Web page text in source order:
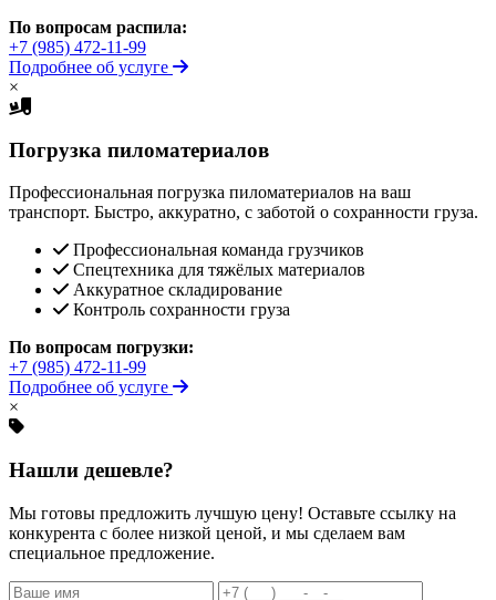
По вопросам распила:
+7 (985) 472-11-99
Подробнее об услуге
×
Погрузка пиломатериалов
Профессиональная погрузка пиломатериалов на ваш
транспорт. Быстро, аккуратно, с заботой о сохранности груза.
Профессиональная команда грузчиков
Спецтехника для тяжёлых материалов
Аккуратное складирование
Контроль сохранности груза
По вопросам погрузки:
+7 (985) 472-11-99
Подробнее об услуге
×
Нашли дешевле?
Мы готовы предложить лучшую цену! Оставьте ссылку на
конкурента с более низкой ценой, и мы сделаем вам
специальное предложение.